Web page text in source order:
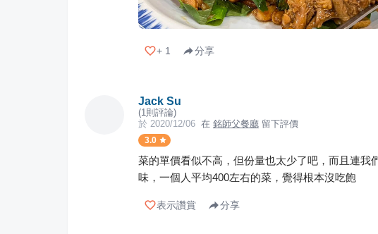
+ 1 分享
Jack Su
(1 則評論)
於 2020/12/06 在 銘師父餐廳 留下評價
3.0
菜的單價看似不高，但份量也太少了吧，而且連我
味，一個人平均400左右的菜，覺得根本沒吃飽
表示讚賞 分享